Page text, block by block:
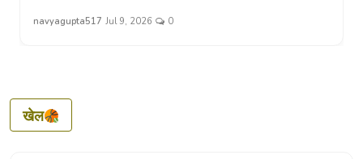
navyagupta517 Jul 9, 2026 0
खेल